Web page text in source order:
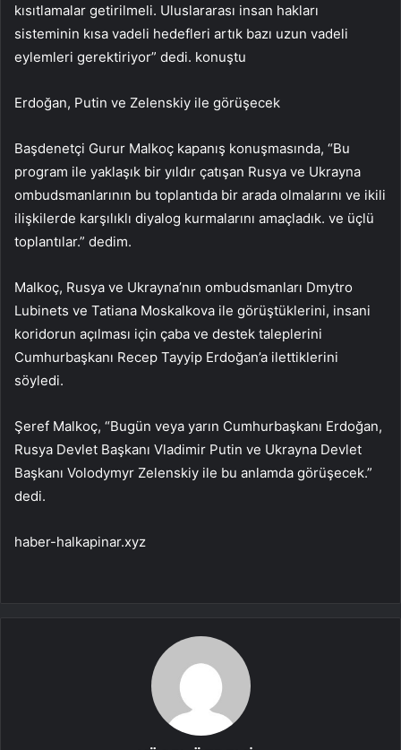
kısıtlamalar getirilmeli. Uluslararası insan hakları
sisteminin kısa vadeli hedefleri artık bazı uzun vadeli
eylemleri gerektiriyor” dedi. konuştu
Erdoğan, Putin ve Zelenskiy ile görüşecek
Başdenetçi Gurur Malkoç kapanış konuşmasında, “Bu
program ile yaklaşık bir yıldır çatışan Rusya ve Ukrayna
ombudsmanlarının bu toplantıda bir arada olmalarını ve ikili
ilişkilerde karşılıklı diyalog kurmalarını amaçladık. ve üçlü
toplantılar.” dedim.
Malkoç, Rusya ve Ukrayna’nın ombudsmanları Dmytro
Lubinets ve Tatiana Moskalkova ile görüştüklerini, insani
koridorun açılması için çaba ve destek taleplerini
Cumhurbaşkanı Recep Tayyip Erdoğan’a ilettiklerini
söyledi.
Şeref Malkoç, “Bugün veya yarın Cumhurbaşkanı Erdoğan,
Rusya Devlet Başkanı Vladimir Putin ve Ukrayna Devlet
Başkanı Volodymyr Zelenskiy ile bu anlamda görüşecek.”
dedi.
haber-halkapinar.xyz